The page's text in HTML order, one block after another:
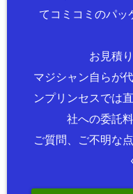
てコミコミのパッ
お見積
マジシャン自らが
ンプリンセスでは
社への委託
ご質問、ご不明な